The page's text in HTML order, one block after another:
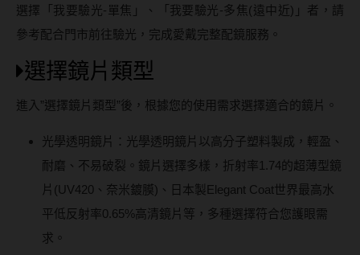
選擇「我要驗光-單焦」、「我要驗光-多焦(遠中近)」者，請
參考配合門市前往驗光，完成愛戴完整配鏡服務。
選擇鏡片類型
進入”選擇鏡片類型”後，根據您的使用需求選擇適合的鏡片。
光學透明鏡片：光學透明鏡片以高分子塑料製成，輕盈、
耐磨、不易破裂。鏡片選擇多樣，折射率1.74的超薄型鏡
片(UV420、奈米鍍膜)、日本製Elegant Coat世界最高水
平低反射率0.65%高清鏡片等，多種選擇符合您護眼需
求。